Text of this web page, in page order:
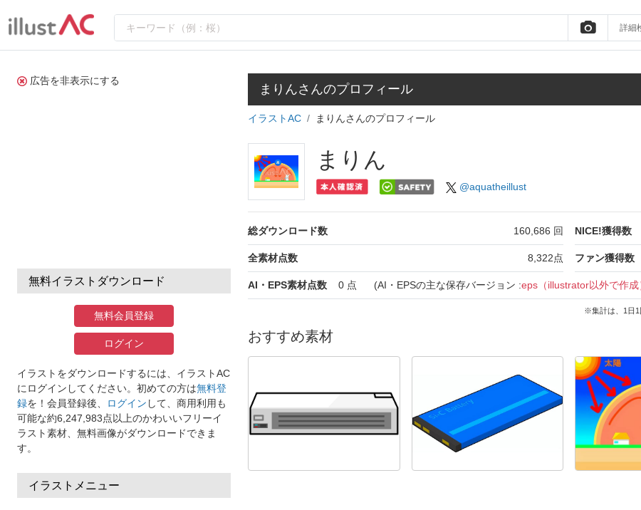
詳細
広告を非表示にする
無料イラストダウンロード
無料会員登録
ログイン
イラストをダウンロードするには、イラストAC
にログインしてください。初めての方は無料登
録を！会員登録後、 ログイン して、商用利用も
可能な約6,247,983点以上のかわいいフリーイ
ラスト素材、無料画像がダウンロードできま
す。
イラストメニュー
まりんさんのプロフィール
イラストAC まりんさんのプロフィール
まりん
@aquatheillust
総ダウンロード数 160,686 回
全素材点数 8,322点
NICE!獲得数
ファン獲得数
AI・EPS素材点数 0 点 (AI・EPSの主な保存バージョン :eps（illustrator以外で作成
※集計は、1日1
おすすめ素材